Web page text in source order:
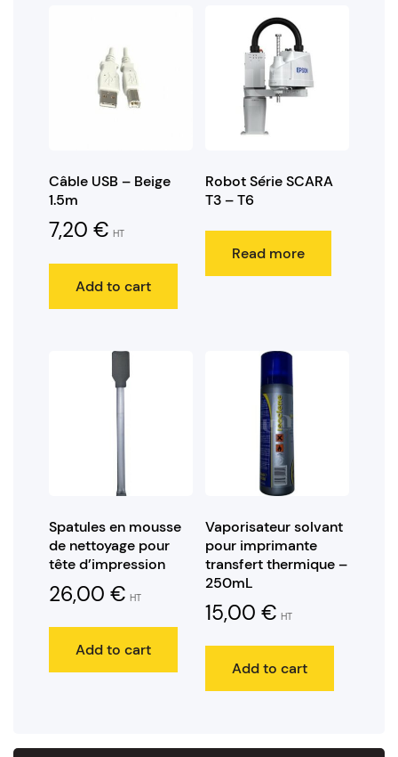
Câble USB – Beige
1.5m
7,20 € HT
Add to cart
Robot Série SCARA
T3 – T6
Read more
Spatules en mousse
de nettoyage pour
tête d’impression
26,00 € HT
Add to cart
Vaporisateur solvant
pour imprimante
transfert thermique –
250mL
15,00 € HT
Add to cart